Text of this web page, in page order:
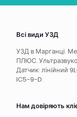
Всі види УЗД
УЗД в Марганці.
ПЛЮС.
Датчик: лінійний
IC5-9-D.
Нам довіряють